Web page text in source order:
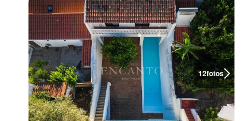
12fotos